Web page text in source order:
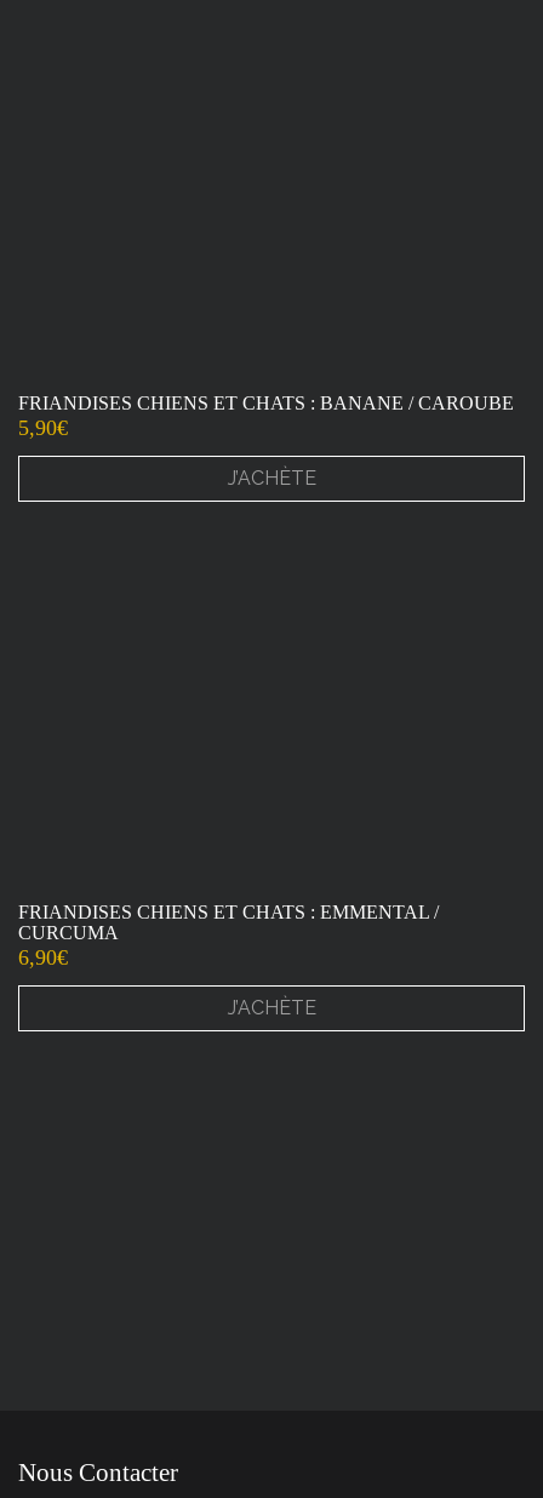
FRIANDISES CHIENS ET CHATS : BANANE / CAROUBE
5,90€
J’ACHÈTE
FRIANDISES CHIENS ET CHATS : EMMENTAL /
CURCUMA
6,90€
J’ACHÈTE
Nous Contacter